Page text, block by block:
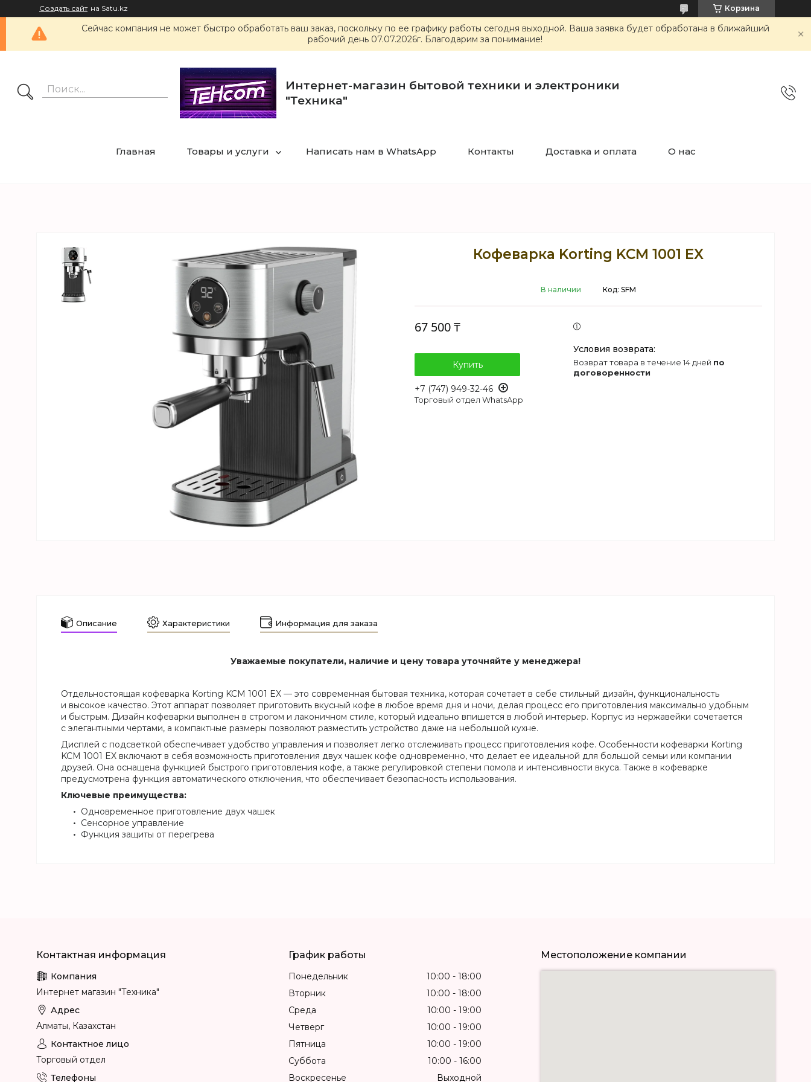
Создать сайт на Satu.kz Корзина
Сейчас компания не может быстро обработать ваш заказ, поскольку по ее графику работы сегодня выходной. Ваша заявка будет обработана в ближайший
рабочий день 07.07.2026г. Благодарим за понимание!
Интернет-магазин бытовой техники и электроники
"Техника"
Главная Товары и услуги Написать нам в WhatsApp Контакты Доставка и оплата О нас
Кофеварка Korting KCM 1001 EX
В наличии Код: SFM
67 500 ₸
Купить
+7 (747) 949-32-46
Торговый отдел WhatsApp
возврат товара в течение 14 дней по
договоренности
Описание Характеристики Информация для заказа
Уважаемые покупатели, наличие и цену товара уточняйте у менеджера!
Отдельностоящая кофеварка Korting KCM 1001 EX — это современная бытовая техника, которая сочетает в себе стильный дизайн, функциональность
и высокое качество. Этот аппарат позволяет приготовить вкусный кофе в любое время дня и ночи, делая процесс его приготовления максимально удобным
и быстрым. Дизайн кофеварки выполнен в строгом и лаконичном стиле, который идеально впишется в любой интерьер. Корпус из нержавейки сочетается
с элегантными чертами, а компактные размеры позволяют разместить устройство даже на небольшой кухне.
Дисплей с подсветкой обеспечивает удобство управления и позволяет легко отслеживать процесс приготовления кофе. Особенности кофеварки Korting
KCM 1001 EX включают в себя возможность приготовления двух чашек кофе одновременно, что делает ее идеальной для большой семьи или компании
друзей. Она оснащена функцией быстрого приготовления кофе, а также регулировкой степени помола и интенсивности вкуса. Также в кофеварке
предусмотрена функция автоматического отключения, что обеспечивает безопасность использования.
Ключевые преимущества:
Одновременное приготовление двух чашек
Сенсорное управление
Функция защиты от перегрева
Интернет магазин "Техника"
Алматы, Казахстан
Торговый отдел
График работы
Понедельник 10:00
18:00
Вторник
10:00
18:00
Среда
10:00
19:00
Четверг
10:00
19:00
Пятница
10:00
19:00
Суббота
10:00
16:00
Воскресенье
Выходной
Местоположение компании